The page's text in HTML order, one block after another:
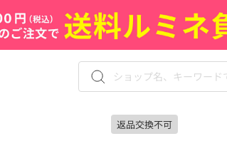
返品交換不可